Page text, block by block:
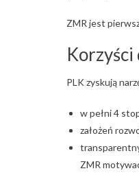
ZMR jest
Korzyści
PLK zyskują
w pełni 4
założeń
ZMR